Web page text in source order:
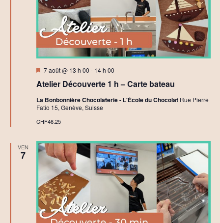
Atelier Découverte 1 h – Carte bateau
Mis
avant
7 août @ 13 h 00 - 14 h 00
La Bonbonnière Chocolaterie - L'École du Chocolat Rue Pierre
Fatio 15, Genève, Suisse
CHF46.25
VEN
7